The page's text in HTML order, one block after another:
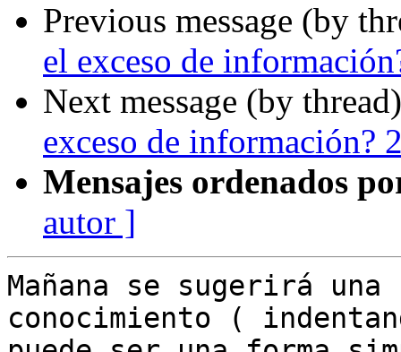
Previous message (by
el exceso de
Next message (by
exceso de información?
Mensajes ordenados
autor ]
Mañana se sugerirá
conocimiento (